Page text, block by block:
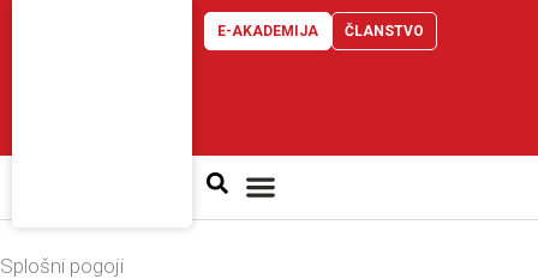
E-AKADEMIJA ČLANSTVO
Splošni pogoji